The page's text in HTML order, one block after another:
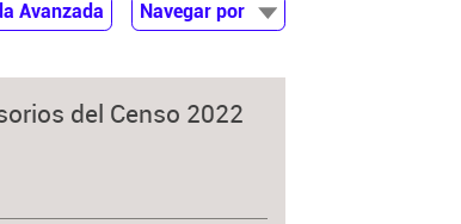
Avanzada
Navegar por
Colaborador
del Censo 2022